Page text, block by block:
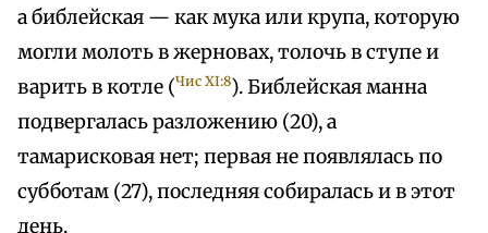
а библейская — как мука или крупа, которую
могли молоть в жерновах, толочь в ступе и
варить в котле (Чис XI:8). Библейская манна
подвергалась разложению (20), а
тамарисковая нет; первая не появлялась по
субботам (27), последняя собиралась и в этот
день.